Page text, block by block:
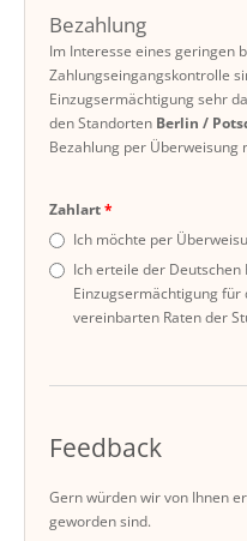
Bezahlung
Im Interesse eines geringen
Zahlungseingangskontrolle
Einzugsermächtigung sehr
den Standorten Berlin /
Bezahlung per Überweisung
Zahlart
Ich möchte per
Ich erteile der
Einzugsermächtigung für
vereinbarten Raten der
Feedback
Gern würden wir von Ihnen
geworden sind.